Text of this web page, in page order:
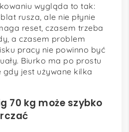
wygląda to tak:
rusza, ale nie płynie
reset, czasem trzeba
a czasem problem
pracy nie powinno być
Biurko ma po prostu
gdy jest używane kilka
70 kg może szybko